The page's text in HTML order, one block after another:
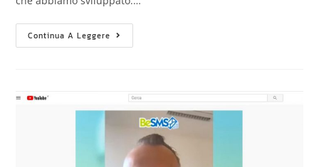
Continua A Leggere